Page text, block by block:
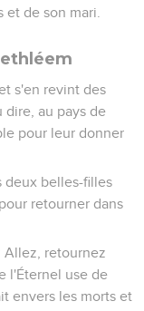
de son mari.
s'en revint des
dire, au pays de
pour leur donner
deux belles-filles
retourner dans
Allez, retournez
l'Éternel use de
envers les morts et